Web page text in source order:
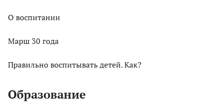
О воспитании
Марш 30 года
Правильно воспитывать детей. Как?
Образование